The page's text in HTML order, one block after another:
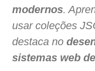
modernos.
usar coleções
destaca no
sistemas web